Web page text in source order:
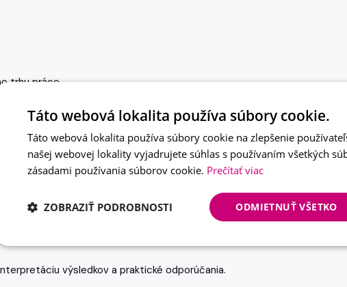
trhu práce.
konkrétnych potrieb a cieľov.
výsledkov a praktické odporúčania.
Táto webová lokalita používa súbory cookie.
Táto webová lokalita používa súbory cookie na zlepšenie
našej webovej lokality vyjadrujete súhlas s používaním všetkých
zásadami používania súborov cookie. Prečítať viac
ODMIETNUŤ VŠETKO
ZOBRAZIŤ PODROBNOSTI